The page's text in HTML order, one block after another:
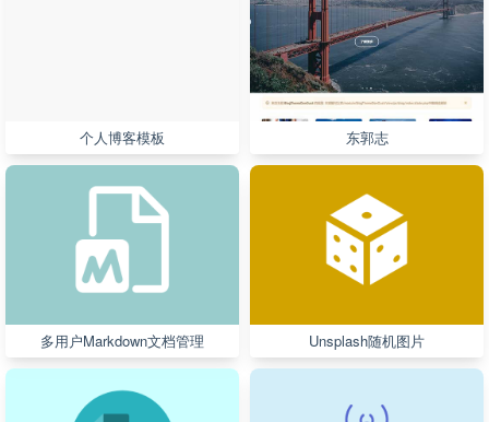
个人博客模板 东郭志
多用户Markdown文档管理 Unsplash随机图片